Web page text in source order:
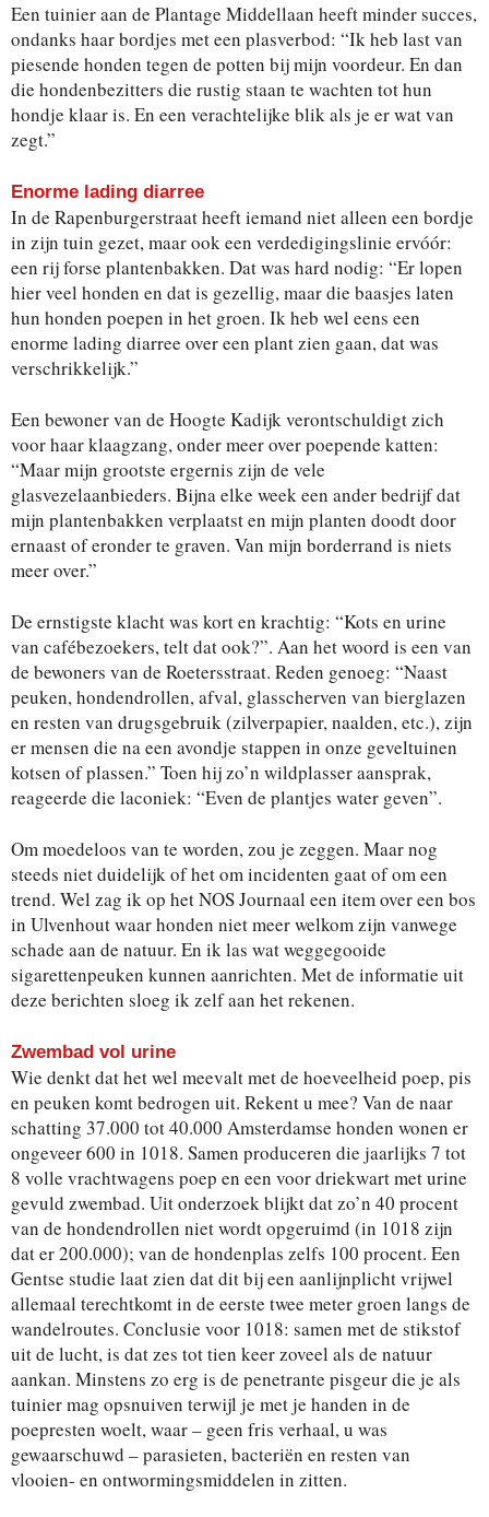
Een tuinier aan de Plantage Middellaan heeft minder succes,
ondanks haar bordjes met een plasverbod: “Ik heb last van
piesende honden tegen de potten bij mijn voordeur. En dan
die hondenbezitters die rustig staan te wachten tot hun
hondje klaar is. En een verachtelijke blik als je er wat van
zegt.”
Enorme lading diarree
In de Rapenburgerstraat heeft iemand niet alleen een bordje
in zijn tuin gezet, maar ook een verdedigingslinie ervóór:
een rij forse plantenbakken. Dat was hard nodig: “Er lopen
hier veel honden en dat is gezellig, maar die baasjes laten
hun honden poepen in het groen. Ik heb wel eens een
enorme lading diarree over een plant zien gaan, dat was
verschrikkelijk.”
Een bewoner van de Hoogte Kadijk verontschuldigt zich
voor haar klaagzang, onder meer over poepende katten:
“Maar mijn grootste ergernis zijn de vele
glasvezelaanbieders. Bijna elke week een ander bedrijf dat
mijn plantenbakken verplaatst en mijn planten doodt door
ernaast of eronder te graven. Van mijn borderrand is niets
meer over.”
De ernstigste klacht was kort en krachtig: “Kots en urine
van cafébezoekers, telt dat ook?”. Aan het woord is een van
de bewoners van de Roetersstraat. Reden genoeg: “Naast
peuken, hondendrollen, afval, glasscherven van bierglazen
en resten van drugsgebruik (zilverpapier, naalden, etc.), zijn
er mensen die na een avondje stappen in onze geveltuinen
kotsen of plassen.” Toen hij zo’n wildplasser aansprak,
reageerde die laconiek: “Even de plantjes water geven”.
Om moedeloos van te worden, zou je zeggen. Maar nog
steeds niet duidelijk of het om incidenten gaat of om een
trend. Wel zag ik op het NOS Journaal een item over een bos
in Ulvenhout waar honden niet meer welkom zijn vanwege
schade aan de natuur. En ik las wat weggegooide
sigarettenpeuken kunnen aanrichten. Met de informatie uit
deze berichten sloeg ik zelf aan het rekenen.
Zwembad vol urine
Wie denkt dat het wel meevalt met de hoeveelheid poep, pis
en peuken komt bedrogen uit. Rekent u mee? Van de naar
schatting 37.000 tot 40.000 Amsterdamse honden wonen er
ongeveer 600 in 1018. Samen produceren die jaarlijks 7 tot
8 volle vrachtwagens poep en een voor driekwart met urine
gevuld zwembad. Uit onderzoek blijkt dat zo’n 40 procent
van de hondendrollen niet wordt opgeruimd (in 1018 zijn
dat er 200.000); van de hondenplas zelfs 100 procent. Een
Gentse studie laat zien dat dit bij een aanlijnplicht vrijwel
allemaal terechtkomt in de eerste twee meter groen langs de
wandelroutes. Conclusie voor 1018: samen met de stikstof
uit de lucht, is dat zes tot tien keer zoveel als de natuur
aankan. Minstens zo erg is de penetrante pisgeur die je als
tuinier mag opsnuiven terwijl je met je handen in de
poepresten woelt, waar – geen fris verhaal, u was
gewaarschuwd – parasieten, bacteriën en resten van
vlooien- en ontwormingsmiddelen in zitten.